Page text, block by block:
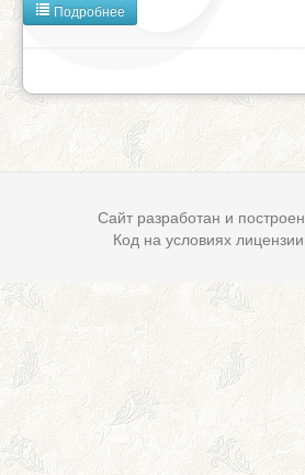
Подробнее
Сайт разработан и построен
Код на условиях лицензии